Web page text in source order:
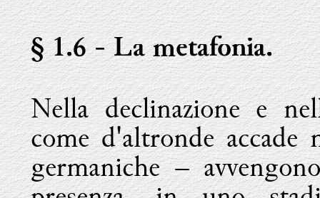
§ 1.6- La metafonia.
Nella declinazione e
come d'altronde
germaniche –